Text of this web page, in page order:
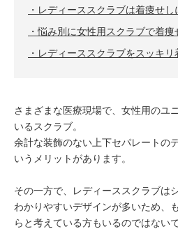
レディーススクラブは着痩せし
悩み別に女性用スクラブで着痩
レディーススクラブをスッキリ
さまざまな医療現場で、女性用のユ
いるスクラブ。
余計な装飾のない上下セパレートの
いうメリットがあります。
その一方で、レディーススクラブは
わかりやすいデザインが多いため、
らと考えている方もいるのではない